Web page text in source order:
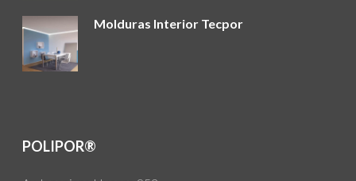
Molduras Interior Tecpor
POLIPOR®